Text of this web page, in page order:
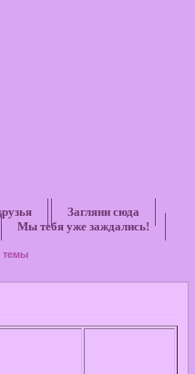
Загляни сюда
Мы тебя уже заждались!
темы